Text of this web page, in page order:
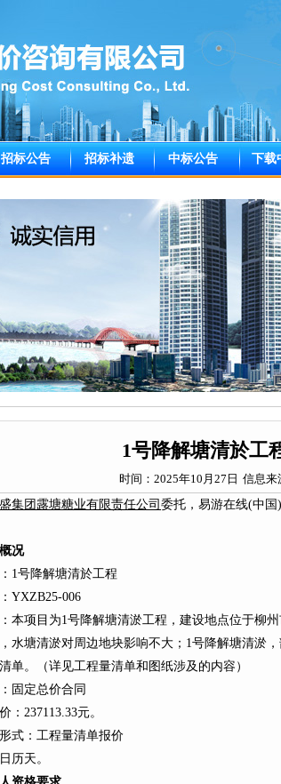
招标公告 招标补遗 中标公告 下载
1号降解塘清於工
时间：2025年10月27日 信息来
集团露塘糖业有限责任公司 委托，易游在线(中
况
1号降解塘清於工程
YXZB25-006
本项目为1号降解塘清淤工程，建设地点位于柳
水塘清淤对周边地块影响不大；1号降解塘清淤
单。（详见工程量清单和图纸涉及的内容）
固定总价合同
：237113.33元。
式：工程量清单报价
历天。